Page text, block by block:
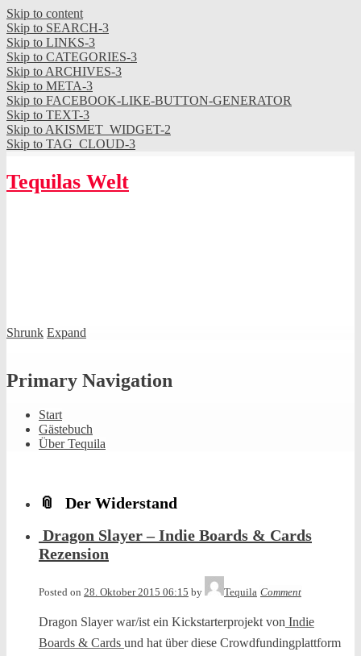
Skip to content
Skip to SEARCH-3
Skip to LINKS-3
Skip to CATEGORIES-3
Skip to ARCHIVES-3
Skip to META-3
Skip to FACEBOOK-LIKE-BUTTON-GENERATOR
Skip to TEXT-3
Skip to AKISMET_WIDGET-2
Skip to TAG_CLOUD-3
Tequilas Welt
Shrunk Expand
Primary Navigation
Start
Gästebuch
Über Tequila
Der Widerstand
Dragon Slayer – Indie Boards & Cards
Rezension
Posted on 28. Oktober 2015 06:15 by Tequila Comment
Dragon Slayer war/ist ein Kickstarterprojekt von Indie
Boards & Cards und hat über diese Crowdfundingplattform